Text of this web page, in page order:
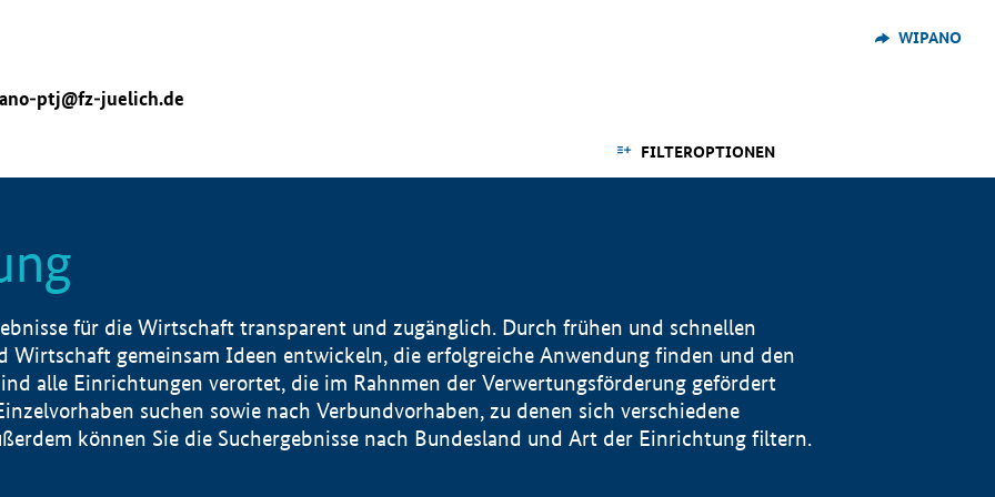
ptj@fz-juelich.de
WIPANO
FILTEROPTIONEN
für die Wirtschaft transparent und zugänglich. Durch frühen und schnellen
Wirtschaft gemeinsam Ideen entwickeln, die erfolgreiche Anwendung finden und den
alle Einrichtungen verortet, die im Rahnmen der Verwertungsförderung gefördert
suchen sowie nach Verbundvorhaben, zu denen sich verschiedene
können Sie die Suchergebnisse nach Bundesland und Art der Einrichtung filtern.